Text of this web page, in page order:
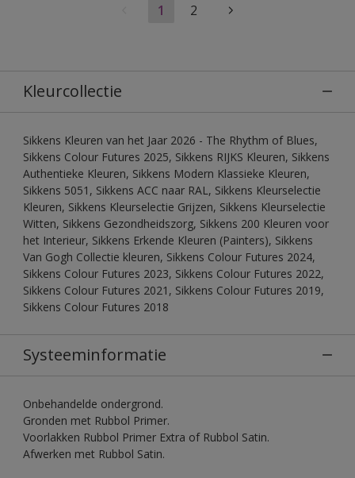
1 2
Kleurcollectie
Sikkens Kleuren van het Jaar 2026 - The Rhythm of Blues,
Sikkens Colour Futures 2025, Sikkens RIJKS Kleuren, Sikkens
Authentieke Kleuren, Sikkens Modern Klassieke Kleuren,
Sikkens 5051, Sikkens ACC naar RAL, Sikkens Kleurselectie
Kleuren, Sikkens Kleurselectie Grijzen, Sikkens Kleurselectie
Witten, Sikkens Gezondheidszorg, Sikkens 200 Kleuren voor
het Interieur, Sikkens Erkende Kleuren (Painters), Sikkens
Van Gogh Collectie kleuren, Sikkens Colour Futures 2024,
Sikkens Colour Futures 2023, Sikkens Colour Futures 2022,
Sikkens Colour Futures 2021, Sikkens Colour Futures 2019,
Sikkens Colour Futures 2018
Systeeminformatie
Onbehandelde ondergrond.
Gronden met Rubbol Primer.
Voorlakken Rubbol Primer Extra of Rubbol Satin.
Afwerken met Rubbol Satin.